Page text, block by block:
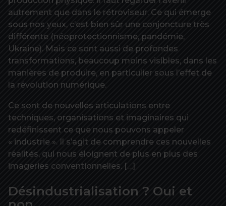
autrement que dans le rétroviseur. Ce qui émerge
sous nos yeux, c’est bien sûr une conjoncture très
différente (néoprotectionnisme, pandémie,
Ukraine). Mais ce sont aussi de profondes
transformations, beaucoup moins visibles, dans les
manières de produire, en particulier sous l’effet de
la révolution numérique.
Ce sont de nouvelles articulations entre
techniques, organisations et imaginaires qui
redéfinissent ce que nous pouvons appeler
« industrie ». Il s’agit de comprendre ces nouvelles
réalités, qui nous éloignent de plus en plus des
imageries conventionnelles. […]
Désindustrialisation ? Oui et